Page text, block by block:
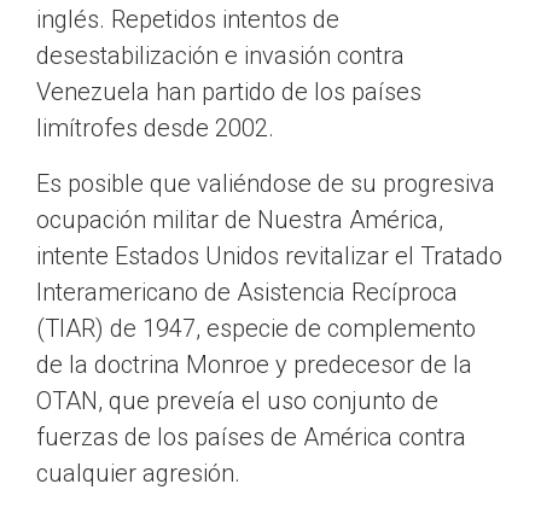
inglés. Repetidos intentos de
desestabilización e invasión contra
Venezuela han partido de los países
limítrofes desde 2002.
Es posible que valiéndose de su progresiva
ocupación militar de Nuestra América,
intente Estados Unidos revitalizar el Tratado
Interamericano de Asistencia Recíproca
(TIAR) de 1947, especie de complemento
de la doctrina Monroe y predecesor de la
OTAN, que preveía el uso conjunto de
fuerzas de los países de América contra
cualquier agresión.